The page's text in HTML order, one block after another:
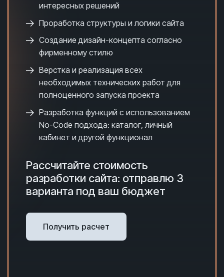
интересных решений
Проработка структуры и логики сайта
Создание дизайн-концепта согласно
фирменному стилю
Верстка и реализация всех
необходимых технических работ для
полноценного запуска проекта
Разработка функций с использованием
No-Code подхода: каталог, личный
кабинет и другой функционал
Рассчитайте стоимость
разработки сайта: отправлю 3
варианта под ваш бюджет
Получить расчет